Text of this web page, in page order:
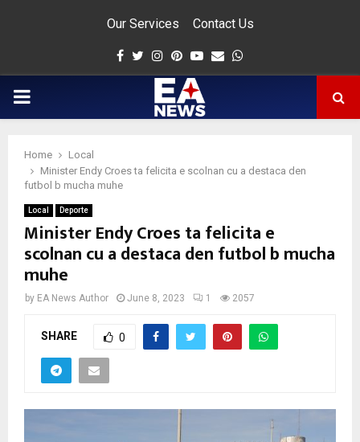
Our Services Contact Us
Facebook
Twitter
Instagram
Pinterest
Youtube
Email
PRIMARY
Home
Local
Minister Endy Croes ta felicita e scolnan cu a destaca den
futbol b mucha muhe
Local Deporte
Minister Endy Croes ta felicita e
scolnan cu a destaca den futbol b mucha
muhe
by EA News Author June 8, 2023 1 2057
SHARE 0